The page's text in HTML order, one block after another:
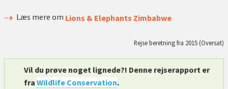
Læs mere om Lions & Elephants Zimbabwe
Rejse beretning fra 2015 (Oversat)
Vil du prøve noget lignede?! Denne rejserapport er
fraWildlife Conservation.